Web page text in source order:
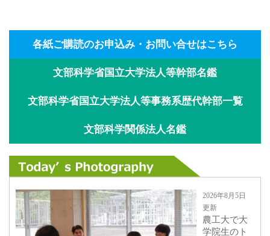
各紙ご購読のお申込み・お問い合せはこちら
文部科学省国立大学法人等幹部名鑑
文部科学省国立大学法人等事務系歴代幹部一覧
文部科学関係法人名鑑
2026年8月5日
更新
農工大で大
学院生のト